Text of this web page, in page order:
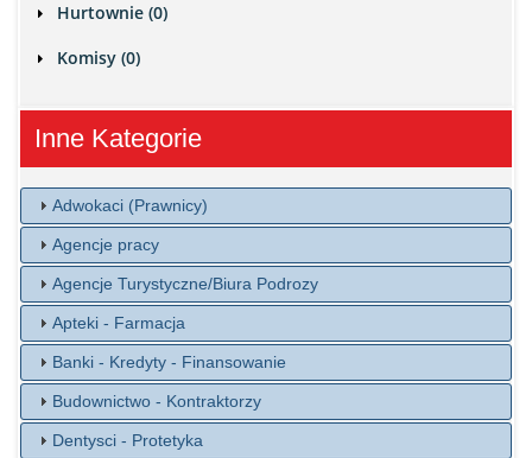
Hurtownie (0)
Komisy (0)
Inne Kategorie
Adwokaci (Prawnicy)
Agencje pracy
Agencje Turystyczne/Biura Podrozy
Apteki - Farmacja
Banki - Kredyty - Finansowanie
Budownictwo - Kontraktorzy
Dentysci - Protetyka